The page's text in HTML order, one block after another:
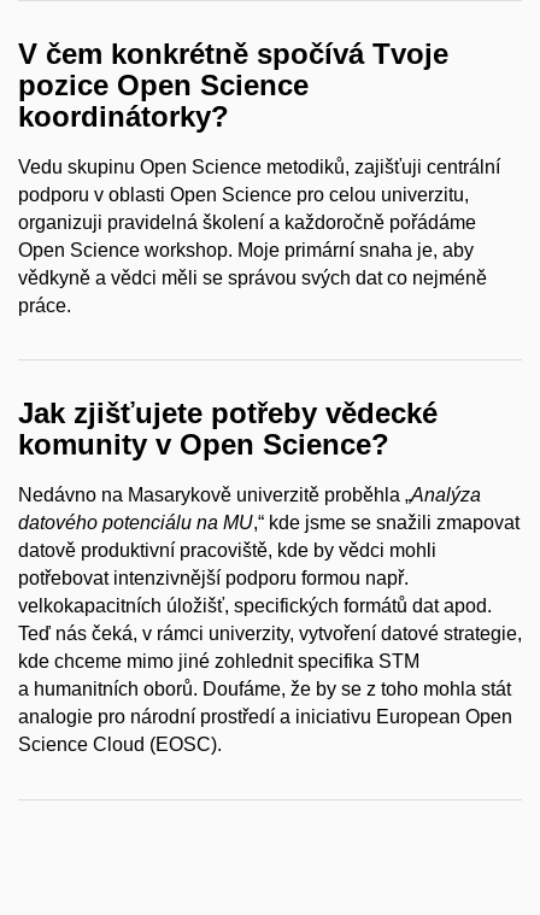
V čem konkrétně spočívá Tvoje
pozice Open Science
koordinátorky?
Vedu skupinu Open Science metodiků, zajišťuji centrální
podporu v oblasti Open Science pro celou univerzitu,
organizuji pravidelná školení a každoročně pořádáme
Open Science workshop. Moje primární snaha je, aby
vědkyně a vědci měli se správou svých dat co nejméně
práce.
Jak zjišťujete potřeby vědecké
komunity v Open Science?
Nedávno na Masarykově univerzitě proběhla „Analýza
datového potenciálu na MU,“ kde jsme se snažili zmapovat
datově produktivní pracoviště, kde by vědci mohli
potřebovat intenzivnější podporu formou např.
velkokapacitních úložišť, specifických formátů dat apod.
Teď nás čeká, v rámci univerzity, vytvoření datové strategie,
kde chceme mimo jiné zohlednit specifika STM
a humanitních oborů. Doufáme, že by se z toho mohla stát
analogie pro národní prostředí a iniciativu European Open
Science Cloud (EOSC).